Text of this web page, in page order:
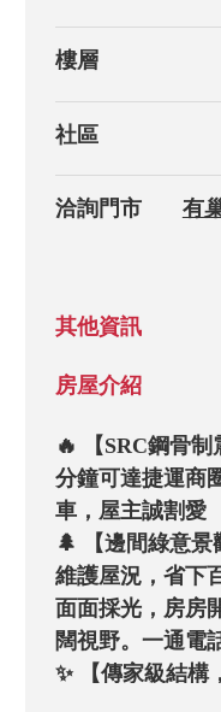
樓層
社區
洽詢門市
有
其他資訊
房屋介紹
🔥 【SRC鋼骨
分鐘可達捷運商
車，屋主誠割愛
🌲 【邊間綠意
維護屋況，省下
面面採光，房房
闊視野。一通電
✨ 【傳家級結構